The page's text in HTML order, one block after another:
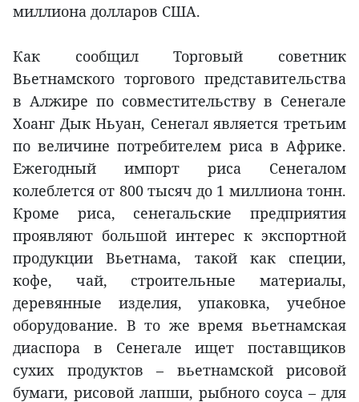
миллиона долларов США.
Как сообщил Торговый советник
Вьетнамского торгового представительства
в Алжире по совместительству в Сенегале
Хоанг Дык Ньуан, Сенегал является третьим
по величине потребителем риса в Африке.
Ежегодный импорт риса Сенегалом
колеблется от 800 тысяч до 1 миллиона тонн.
Кроме риса, сенегальские предприятия
проявляют большой интерес к экспортной
продукции Вьетнама, такой как специи,
кофе, чай, строительные материалы,
деревянные изделия, упаковка, учебное
оборудование. В то же время вьетнамская
диаспора в Сенегале ищет поставщиков
сухих продуктов – вьетнамской рисовой
бумаги, рисовой лапши, рыбного соуса – для